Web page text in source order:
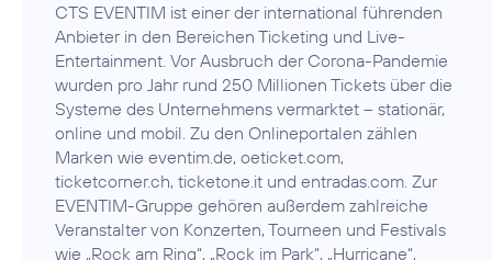
CTS EVENTIM ist einer der international führenden
Anbieter in den Bereichen Ticketing und Live-
Entertainment. Vor Ausbruch der Corona-Pandemie
wurden pro Jahr rund 250 Millionen Tickets über die
Systeme des Unternehmens vermarktet – stationär,
online und mobil. Zu den Onlineportalen zählen
Marken wie eventim.de, oeticket.com,
ticketcorner.ch, ticketone.it und entradas.com. Zur
EVENTIM-Gruppe gehören außerdem zahlreiche
Veranstalter von Konzerten, Tourneen und Festivals
wie „Rock am Ring“, „Rock im Park“, „Hurricane“,